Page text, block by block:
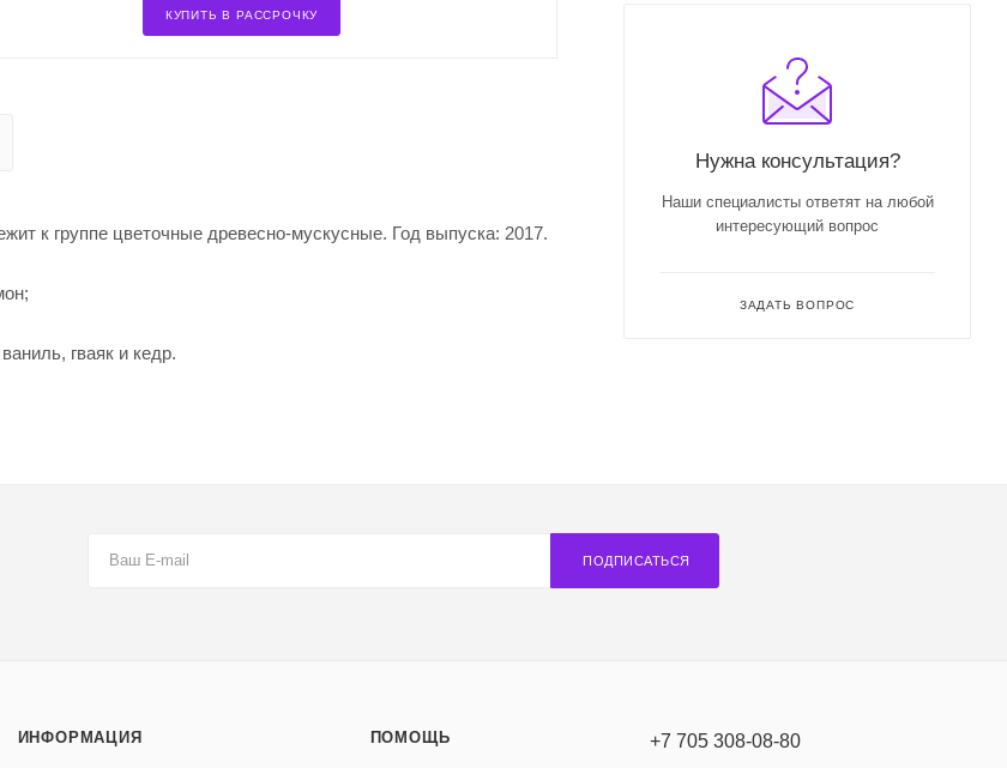
КУПИТЬ В РАССРОЧКУ
к группе цветочные древесно-мускусные. Год выпуска: 2017.
гваяк и кедр.
Нужна консультация?
Наши специалисты ответят на любой
интересующий вопрос
ЗАДАТЬ ВОПРОС
ПОДПИСАТЬСЯ
ИНФОРМАЦИЯ ПОМОЩЬ +7 705 308-08-80